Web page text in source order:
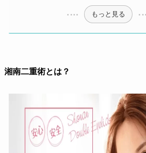
もっと見る
湘南二重術とは？